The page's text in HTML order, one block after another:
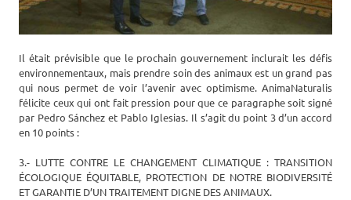
Il était prévisible que le prochain gouvernement inclurait les défis
environnementaux, mais prendre soin des animaux est un grand pas
qui nous permet de voir l’avenir avec optimisme. AnimaNaturalis
félicite ceux qui ont fait pression pour que ce paragraphe soit signé
par Pedro Sánchez et Pablo Iglesias. Il s’agit du point 3 d’un accord
en 10 points :
3.- LUTTE CONTRE LE CHANGEMENT CLIMATIQUE : TRANSITION
ÉCOLOGIQUE ÉQUITABLE, PROTECTION DE NOTRE BIODIVERSITÉ
ET GARANTIE D’UN TRAITEMENT DIGNE DES ANIMAUX.